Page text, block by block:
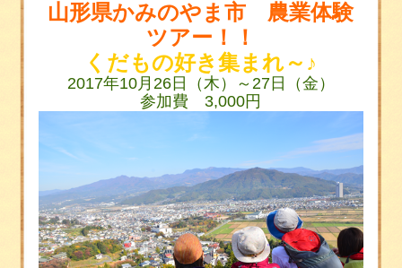
山形県かみのやま市 農業体験
ツアー！！
くだもの好き集まれ～ ♪
2017年10月 26日（木）～ 27日（金）
参加費 3,000円